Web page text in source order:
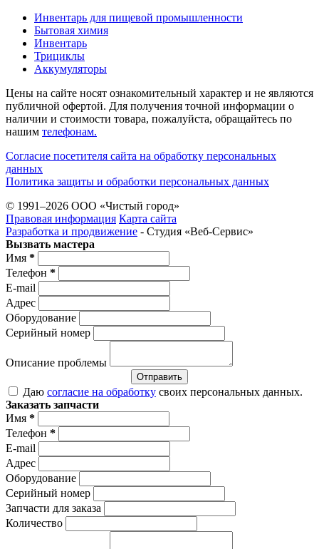
Инвентарь для пищевой промышленности
Бытовая химия
Инвентарь
Трициклы
Аккумуляторы
Цены на сайте носят ознакомительный характер и не являются
публичной офертой. Для получения точной информации о
наличии и стоимости товара, пожалуйста, обращайтесь по
нашим телефонам.
Согласие посетителя сайта на обработку персональных
данных
Политика защиты и обработки персональных данных
© 1991–2026 ООО «Чистый город»
Правовая информация Карта сайта
Разработка и продвижение - Студия «Веб-Cервис»
Вызвать мастера
Имя *
Телефон *
E-mail
Адрес
Оборудование
Серийный номер
Описание проблемы
Отправить
Даю согласие на обработку своих персональных данных.
Заказать запчасти
Имя *
Телефон *
E-mail
Адрес
Оборудование
Серийный номер
Запчасти для заказа
Количество